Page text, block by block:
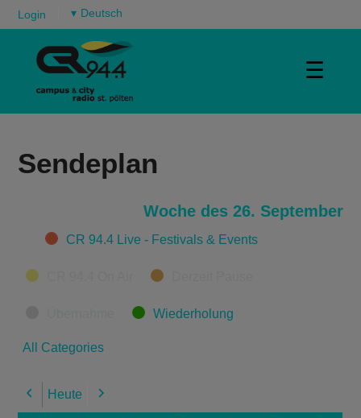
Login ▾
☰
Sendeplan
Woche des 26. September
CategoriesCR 94.4 Live - Festivals & Events
Wiederholung
All Categories
Previous
Heute Next